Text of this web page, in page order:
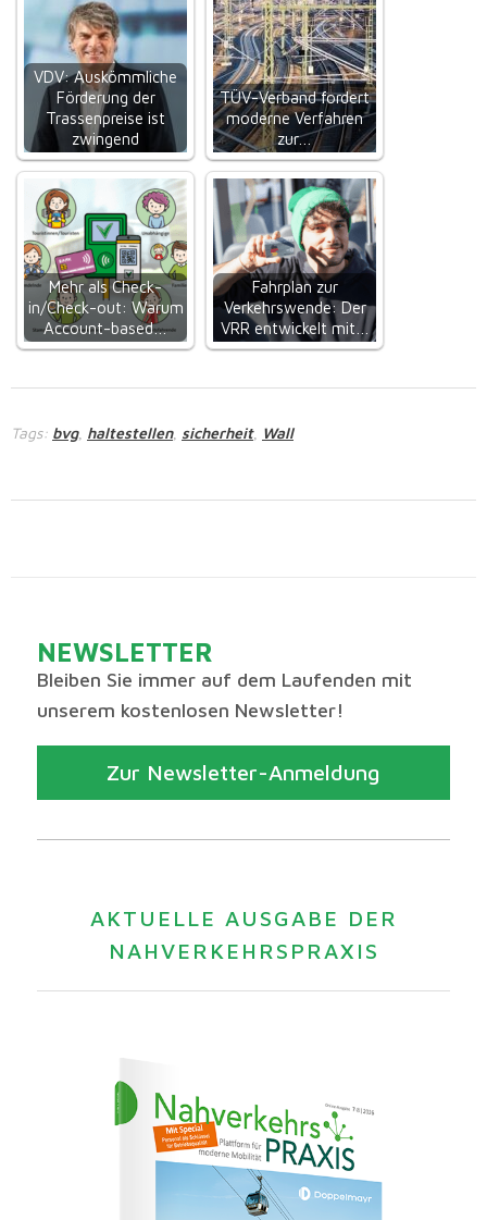
VDV: Auskömmliche
Förderung der
Trassenpreise ist
zwingend
TÜV-Verband fordert
moderne Verfahren
zur…
Mehr als Check-
in/Check-out: Warum
Account-based…
Fahrplan zur
Verkehrswende: Der
VRR entwickelt mit…
Tags: bvg, haltestellen, sicherheit, Wall
NEWSLETTER
Bleiben Sie immer auf dem Laufenden mit
unserem kostenlosen Newsletter!
Zur Newsletter-Anmeldung
AKTUELLE AUSGABE DER
NAHVERKEHRSPRAXIS